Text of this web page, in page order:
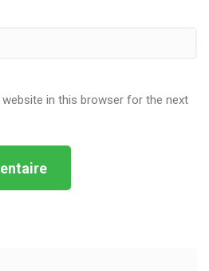
website in this browser for the next